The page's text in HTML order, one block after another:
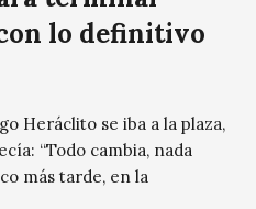
lo definitivo
Heráclito se iba a la plaza,
“Todo cambia, nada
más tarde, en la